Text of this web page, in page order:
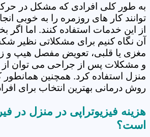
به طور کلی افرادی که مشکل در
توانند کار های روزمره را به خوبی
از این خدمات استفاده کنند. اما اگر
آن نگاه کنیم برای مشکلاتی نظیر
مغزی یا قلبی، تعویض مفصل هیپ و
و مشکلات پس از جراحی می توان از
منزل استفاده کرد. همچنین همانطور
روش درمانی بهترین انتخاب برای
هزینه فیزیوتراپی در منزل در
است؟